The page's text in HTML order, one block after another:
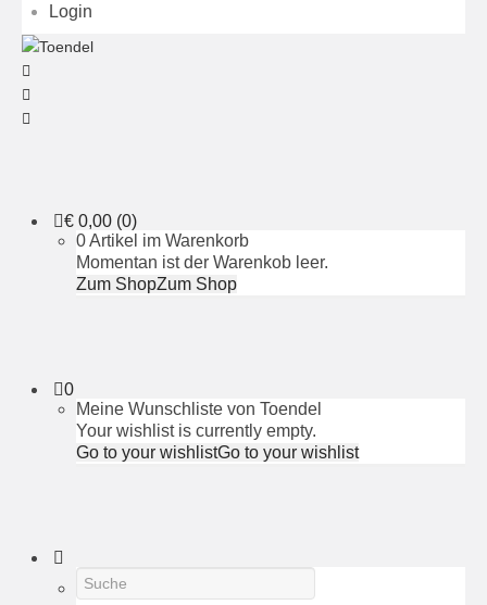
Login
€ 0,00 (0)
0 Artikel im Warenkorb
Momentan ist der Warenkob leer.
Zum ShopZum Shop
0
Meine Wunschliste von Toendel
Your wishlist is currently empty.
Go to your wishlistGo to your wishlist